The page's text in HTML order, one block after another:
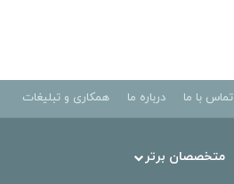
تماس با ما درباره ما همکاری و تبلیغات
متخصصان برتر